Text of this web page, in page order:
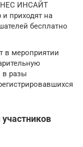
ИНСАЙТ
приходят на
бесплатно
в мероприятии
в разы